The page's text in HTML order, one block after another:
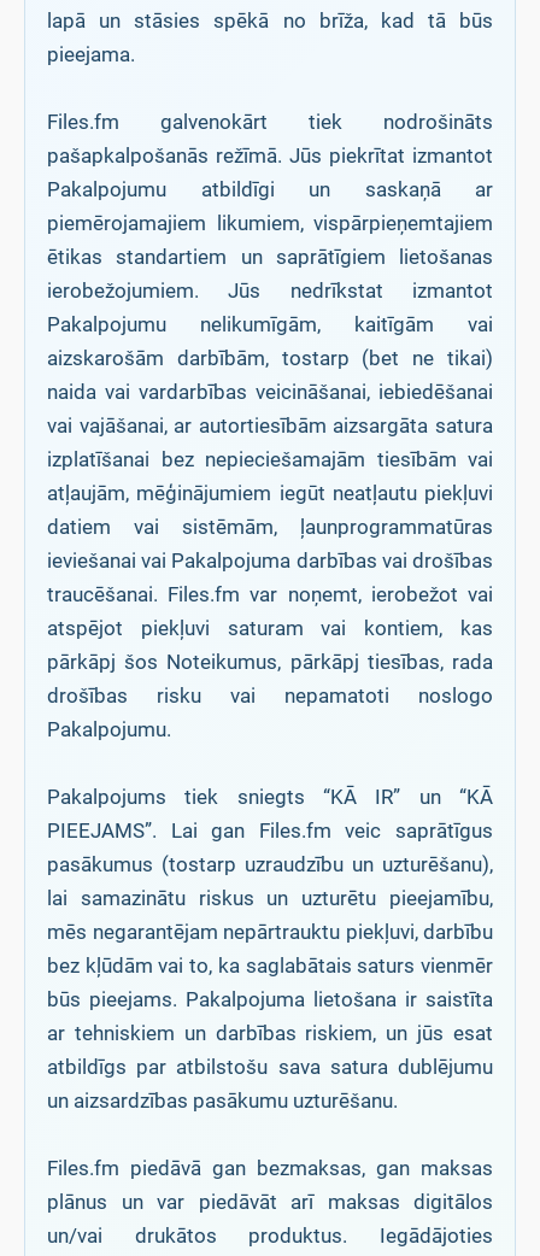
lapā un stāsies spēkā no brīža, kad tā būs
pieejama.
Files.fm galvenokārt tiek nodrošināts
pašapkalpošanās režīmā. Jūs piekrītat izmantot
Pakalpojumu atbildīgi un saskaņā ar
piemērojamajiem likumiem, vispārpieņemtajiem
ētikas standartiem un saprātīgiem lietošanas
ierobežojumiem. Jūs nedrīkstat izmantot
Pakalpojumu nelikumīgām, kaitīgām vai
aizskarošām darbībām, tostarp (bet ne tikai)
naida vai vardarbības veicināšanai, iebiedēšanai
vai vajāšanai, ar autortiesībām aizsargāta satura
izplatīšanai bez nepieciešamajām tiesībām vai
atļaujām, mēģinājumiem iegūt neatļautu piekļuvi
datiem vai sistēmām, ļaunprogrammatūras
ieviešanai vai Pakalpojuma darbības vai drošības
traucēšanai. Files.fm var noņemt, ierobežot vai
atspējot piekļuvi saturam vai kontiem, kas
pārkāpj šos Noteikumus, pārkāpj tiesības, rada
drošības risku vai nepamatoti noslogo
Pakalpojumu.
Pakalpojums tiek sniegts “KĀ IR” un “KĀ
PIEEJAMS”. Lai gan Files.fm veic saprātīgus
pasākumus (tostarp uzraudzību un uzturēšanu),
lai samazinātu riskus un uzturētu pieejamību,
mēs negarantējam nepārtrauktu piekļuvi, darbību
bez kļūdām vai to, ka saglabātais saturs vienmēr
būs pieejams. Pakalpojuma lietošana ir saistīta
ar tehniskiem un darbības riskiem, un jūs esat
atbildīgs par atbilstošu sava satura dublējumu
un aizsardzības pasākumu uzturēšanu.
Files.fm piedāvā gan bezmaksas, gan maksas
plānus un var piedāvāt arī maksas digitālos
un/vai drukātos produktus. Iegādājoties